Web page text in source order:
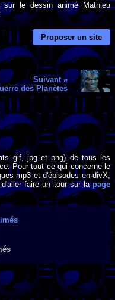
le dessin animé Mathieu
Proposer un site
Suivant »
des Planètes
gif, jpg et png) de tous les
Pour tout ce qui concerne le
mp3 et d'épisodes en divX,
faire un tour sur lapage